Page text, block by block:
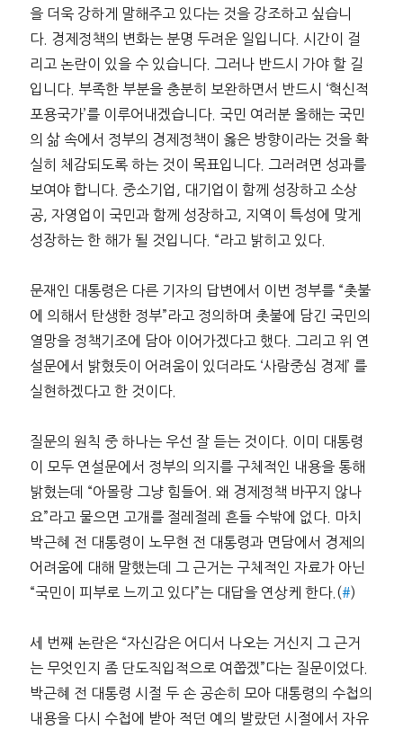
을 더욱 강하게 말해주고 있다는 것을 강조하고 싶습니
다. 경제정책의 변화는 분명 두려운 일입니다. 시간이 걸
리고 논란이 있을 수 있습니다. 그러나 반드시 가야 할 길
입니다. 부족한 부분을 충분히 보완하면서 반드시 ‘혁신적
포용국가’를 이루어내겠습니다. 국민 여러분 올해는 국민
의 삶 속에서 정부의 경제정책이 옳은 방향이라는 것을 확
실히 체감되도록 하는 것이 목표입니다. 그러려면 성과를
보여야 합니다. 중소기업, 대기업이 함께 성장하고 소상
공, 자영업이 국민과 함께 성장하고, 지역이 특성에 맞게
성장하는 한 해가 될 것입니다. “라고 밝히고 있다.
문재인 대통령은 다른 기자의 답변에서 이번 정부를 “촛불
에 의해서 탄생한 정부”라고 정의하며 촛불에 담긴 국민의
열망을 정책기조에 담아 이어가겠다고 했다. 그리고 위 연
설문에서 밝혔듯이 어려움이 있더라도 ‘사람중심 경제’ 를
실현하겠다고 한 것이다.
질문의 원칙 중 하나는 우선 잘 듣는 것이다. 이미 대통령
이 모두 연설문에서 정부의 의지를 구체적인 내용을 통해
밝혔는데 “아몰랑 그냥 힘들어. 왜 경제정책 바꾸지 않나
요”라고 물으면 고개를 절레절레 흔들 수밖에 없다. 마치
박근혜 전 대통령이 노무현 전 대통령과 면담에서 경제의
어려움에 대해 말했는데 그 근거는 구체적인 자료가 아닌
“국민이 피부로 느끼고 있다”는 대답을 연상케 한다.(#)
세 번째 논란은 “자신감은 어디서 나오는 거신지 그 근거
는 무엇인지 좀 단도직입적으로 여쭙겠”다는 질문이었다.
박근혜 전 대통령 시절 두 손 공손히 모아 대통령의 수첩의
내용을 다시 수첩에 받아 적던 예의 발랐던 시절에서 자유